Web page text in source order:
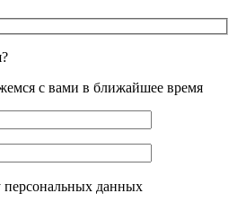
с вами в ближайшее время
персональных данных